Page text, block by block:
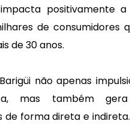
positivamente
de consumidores
de 30 anos.
não apenas
mas também
de forma direta e